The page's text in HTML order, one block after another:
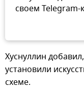
своем Telegram-
Хуснуллин
установили
схеме.